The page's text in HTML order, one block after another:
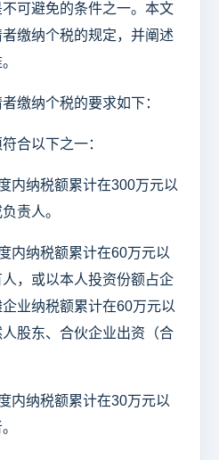
可避免的条件之一。本文
缴纳个税的规定，并阐述
缴纳个税的要求如下：
合以下之一：
内纳税额累计在300万元以
责人。
内纳税额累计在60万元以
人，或以本人投资份额占企
业纳税额累计在60万元以
人股东、合伙企业出资（合
内纳税额累计在30万元以